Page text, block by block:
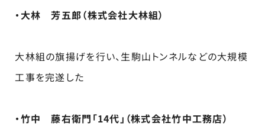
・大林 芳五郎（株式会社大林組）
大林組の旗揚げを行い、生駒山トンネルなどの大規模
工事を完遂した
・竹中 藤右衛門「14代」（株式会社竹中工務店）